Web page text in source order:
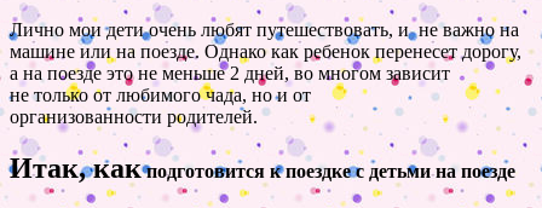
Лично мои дети очень любят путешествовать, и не важно на
машине или на поезде. Однако как ребенок перенесет дорогу,
а на поезде это не меньше 2 дней, во многом зависит
не только от любимого чада, но и от
организованности родителей.
Итак, какподготовится к поездке с детьми на поезде